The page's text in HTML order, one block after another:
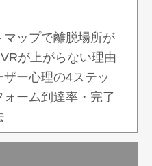
マップで離脱場所が
が上がらない理由
ザー心理の4ステッ
ォーム到達率・完了